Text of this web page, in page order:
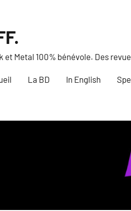
et Metal 100% bénévole. Des
La BD In English